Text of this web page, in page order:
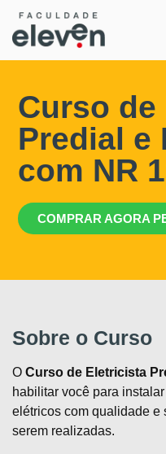
Curso
Predial e
com NR
COMPRAR AGORA
Sobre o Curso
O Curso de Eletricista
habilitar você para
elétricos com qualidade e
serem realizadas.